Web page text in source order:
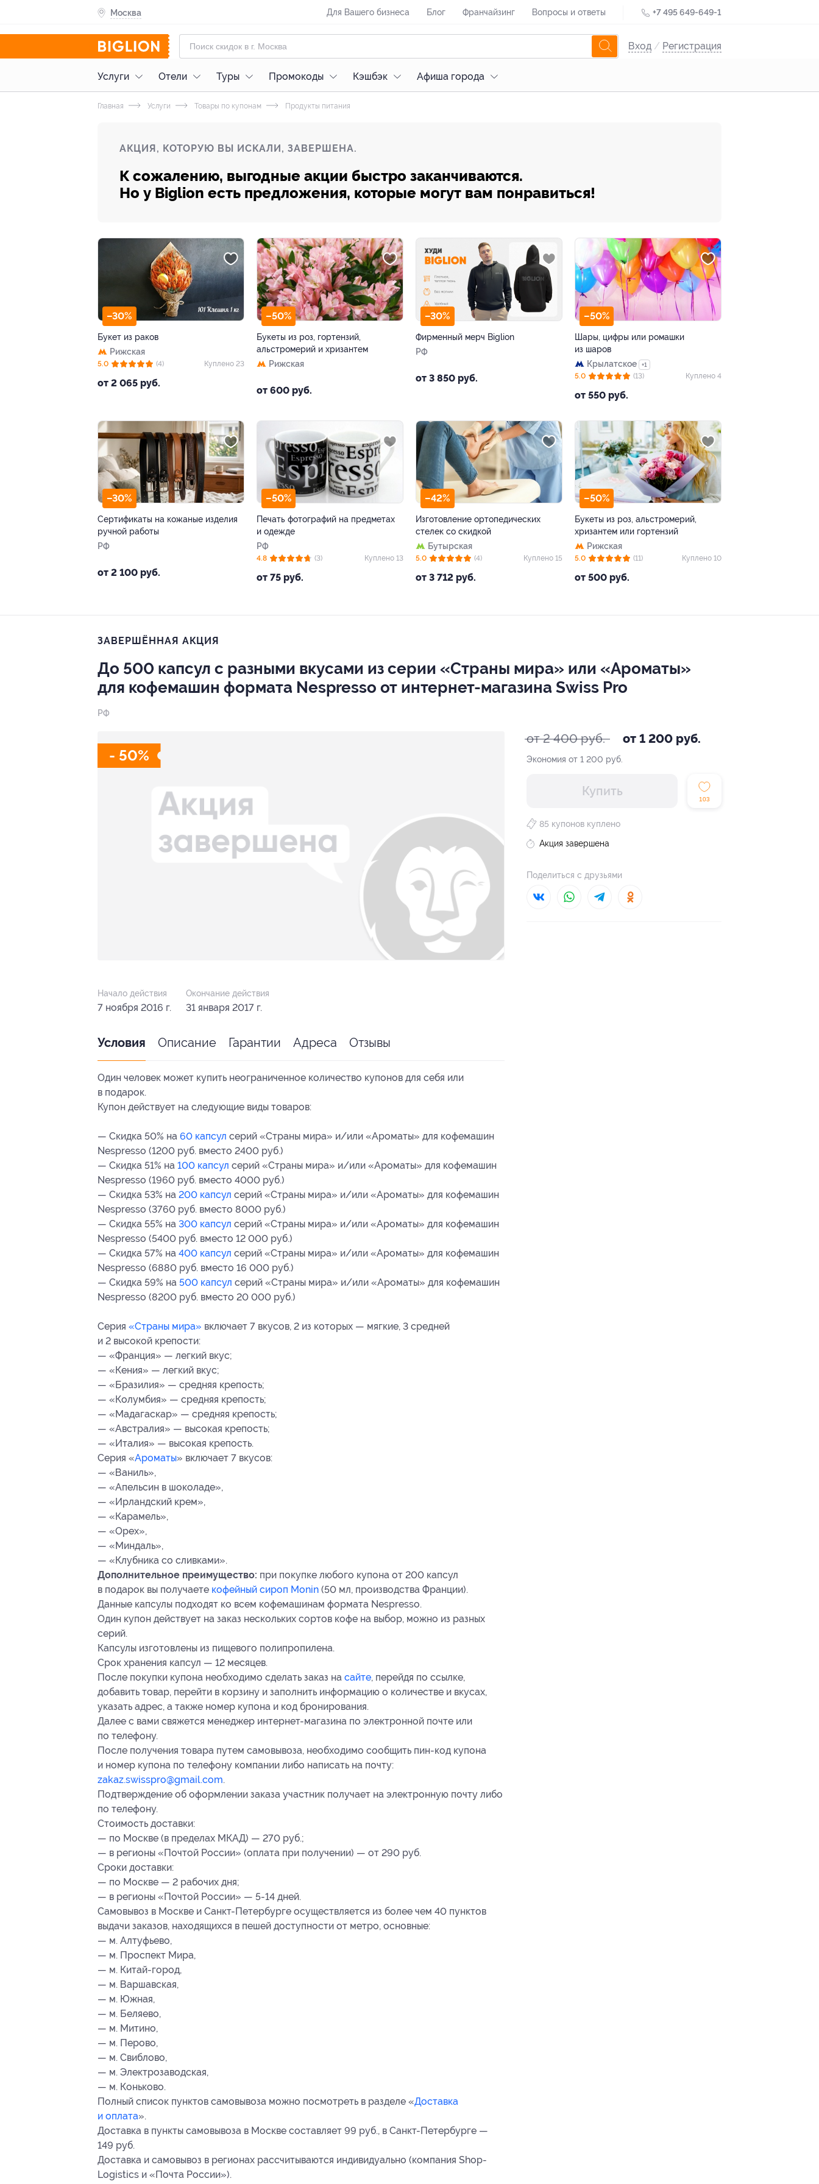
Москва Для Вашего бизнеса Блог Франчайзинг Вопросы и ответы +7 495 649-649-1
Вход / Регистрация
Услуги Отели Туры Промокоды Кэшбэк Афиша города
Главная Услуги Товары по купонам Продукты питания
АКЦИЯ, КОТОРУЮ ВЫ ИСКАЛИ, ЗАВЕРШЕНА.
К сожалению, выгодные акции быстро заканчиваются.
Но у Biglion есть предложения, которые могут вам понравиться!
–30%
Букет из раков
Рижская
от 2 065 руб.
5.0 (4) Куплено 23
–50%
Букеты из роз, гортензий,
альстромерий и хризантем
Рижская
от 600 руб.
–30%
Фирменный мерч Biglion
РФ
от 3 850 руб.
–50%
Шары, цифры или ромашки
из шаров
Крылатское
+1
от 550 руб.
5.0 (13) Куплено 4
–30%
Сертификаты на кожаные изделия
ручной работы
РФ
от 2 100 руб.
–50%
Печать фотографий на предметах
и одежде
РФ
от 75 руб.
4.8 (3) Куплено 13
–42%
Изготовление ортопедических
стелек со скидкой
Бутырская
от 3 712 руб.
5.0 (4) Куплено 15
–50%
Букеты из роз, альстромерий,
хризантем или гортензий
Рижская
от 500 руб.
5.0 (11) Куплено 10
ЗАВЕРШЁННАЯ АКЦИЯ
До 500 капсул с разными вкусами из серии «Страны мира» или «Ароматы»
для кофемашин формата Nespresso от интернет-магазина Swiss Pro
РФ
- 50%
от 2 400 руб. от 1 200 руб.
Экономия от 1 200 руб.
Купить
103
85 купонов куплено
Акция завершена
Поделиться с друзьями
Начало действия
7 ноября 2016 г.
Окончание действия
31 января 2017 г.
Условия Описание Гарантии Адреса Отзывы
Один человек может купить неограниченное количество купонов для себя или
в подарок.
Купон действует на следующие виды товаров:
— Скидка 50% на 60 капсул серий «Страны мира» и/или «Ароматы» для кофемашин
Nespresso (1200 руб. вместо 2400 руб.)
— Скидка 51% на 100 капсул серий «Страны мира» и/или «Ароматы» для кофемашин
Nespresso (1960 руб. вместо 4000 руб.)
— Скидка 53% на 200 капсул серий «Страны мира» и/или «Ароматы» для кофемашин
Nespresso (3760 руб. вместо 8000 руб.)
— Скидка 55% на 300 капсул серий «Страны мира» и/или «Ароматы» для кофемашин
Nespresso (5400 руб. вместо 12 000 руб.)
— Скидка 57% на 400 капсул серий «Страны мира» и/или «Ароматы» для кофемашин
Nespresso (6880 руб. вместо 16 000 руб.)
— Скидка 59% на 500 капсул серий «Страны мира» и/или «Ароматы» для кофемашин
Nespresso (8200 руб. вместо 20 000 руб.)
Серия «Страны мира» включает 7 вкусов, 2 из которых — мягкие, 3 средней
и 2 высокой крепости:
— «Франция» — легкий вкус;
— «Кения» — легкий вкус;
— «Бразилия» — средняя крепость;
— «Колумбия» — средняя крепость;
— «Мадагаскар» — средняя крепость;
— «Австралия» — высокая крепость;
— «Италия» — высокая крепость.
Серия «Ароматы» включает 7 вкусов:
— «Ваниль»,
— «Апельсин в шоколаде»,
— «Ирландский крем»,
— «Карамель»,
— «Орех»,
— «Миндаль»,
— «Клубника со сливками».
Дополнительное преимущество: при покупке любого купона от 200 капсул
в подарок вы получаете кофейный сироп Monin (50 мл, производства Франции).
Данные капсулы подходят ко всем кофемашинам формата Nespresso.
Один купон действует на заказ нескольких сортов кофе на выбор, можно из разных
серий.
Капсулы изготовлены из пищевого полипропилена.
Срок хранения капсул — 12 месяцев.
После покупки купона необходимо сделать заказ на сайте, перейдя по ссылке,
добавить товар, перейти в корзину и заполнить информацию о количестве и вкусах,
указать адрес, а также номер купона и код бронирования.
Далее с вами свяжется менеджер интернет-магазина по электронной почте или
по телефону.
После получения товара путем самовывоза, необходимо сообщить пин-код купона
и номер купона по телефону компании либо написать на почту:
zakaz.swisspro@gmail.com.
Подтверждение об оформлении заказа участник получает на электронную почту либо
по телефону.
Стоимость доставки:
— по Москве (в пределах МКАД) — 270 руб.;
— в регионы «Почтой России» (оплата при получении) — от 290 руб.
Сроки доставки:
— по Москве — 2 рабочих дня;
— в регионы «Почтой России» — 5-14 дней.
Самовывоз в Москве и Санкт-Петербурге осуществляется из более чем 40 пунктов
выдачи заказов, находящихся в пешей доступности от метро, основные:
— м. Алтуфьево,
— м. Проспект Мира,
— м. Китай-город,
— м. Варшавская,
— м. Южная,
— м. Беляево,
— м. Митино,
— м. Перово,
— м. Свиблово,
— м. Электрозаводская,
— м. Коньково.
Полный список пунктов самовывоза можно посмотреть в разделе «Доставка
и оплата».
Доставка в пункты самовывоза в Москве составляет 99 руб., в Санкт-Петербурге —
149 руб.
Доставка и самовывоз в регионах рассчитываются индивидуально (компания Shop-
Logistics и «Почта России»).